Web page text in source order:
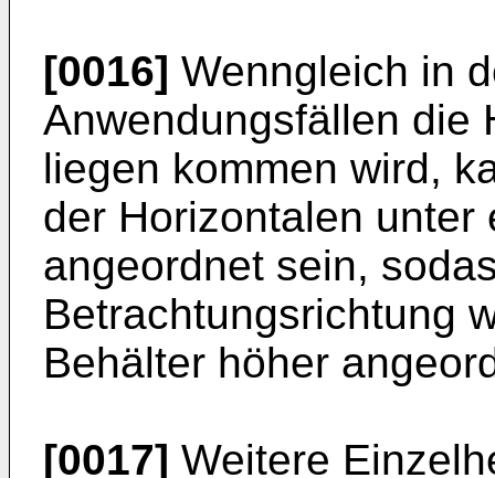
[0016] Wenngleich in
Anwendungsfällen die
liegen kommen wird,
der Horizontalen unter
angeordnet sein,
Betrachtungsrichtung
Behälter höher
[0017] Weitere